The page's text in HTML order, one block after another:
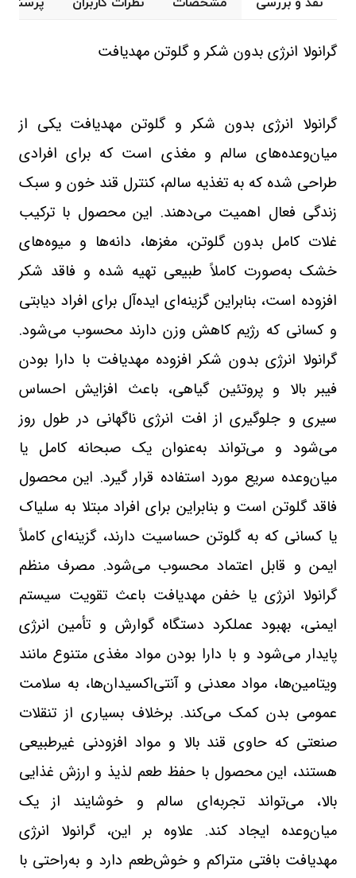
گرانولا انرژی بدون شکر و گلوتن مهدیافت
گرانولا انرژی بدون شکر و گلوتن مهدیافت یکی از
میان‌وعده‌های سالم و مغذی است که برای افرادی
طراحی شده که به تغذیه سالم، کنترل قند خون و سبک
زندگی فعال اهمیت می‌دهند. این محصول با ترکیب
غلات کامل بدون گلوتن، مغزها، دانه‌ها و میوه‌های
خشک به‌صورت کاملاً طبیعی تهیه شده و فاقد شکر
افزوده است، بنابراین گزینه‌ای ایده‌آل برای افراد دیابتی
و کسانی که رژیم کاهش وزن دارند محسوب می‌شود.
گرانولا انرژی بدون شکر افزوده مهدیافت با دارا بودن
فیبر بالا و پروتئین گیاهی، باعث افزایش احساس
سیری و جلوگیری از افت انرژی ناگهانی در طول روز
می‌شود و می‌تواند به‌عنوان یک صبحانه کامل یا
میان‌وعده سریع مورد استفاده قرار گیرد. این محصول
فاقد گلوتن است و بنابراین برای افراد مبتلا به سلیاک
یا کسانی که به گلوتن حساسیت دارند، گزینه‌ای کاملاً
ایمن و قابل اعتماد محسوب می‌شود. مصرف منظم
گرانولا انرژی یا خفن مهدیافت باعث تقویت سیستم
ایمنی، بهبود عملکرد دستگاه گوارش و تأمین انرژی
پایدار می‌شود و با دارا بودن مواد مغذی متنوع مانند
ویتامین‌ها، مواد معدنی و آنتی‌اکسیدان‌ها، به سلامت
عمومی بدن کمک می‌کند. برخلاف بسیاری از تنقلات
صنعتی که حاوی قند بالا و مواد افزودنی غیرطبیعی
هستند، این محصول با حفظ طعم لذیذ و ارزش غذایی
بالا، می‌تواند تجربه‌ای سالم و خوشایند از یک
میان‌وعده ایجاد کند. علاوه بر این، گرانولا انرژی
مهدیافت بافتی متراکم و خوش‌طعم دارد و به‌راحتی با